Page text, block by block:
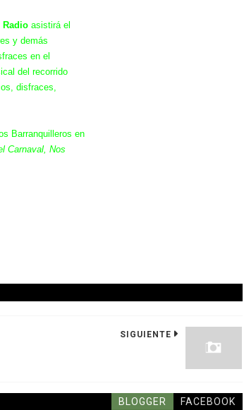
Radio asistirá el
y demás
en el
del recorrido
disfraces,
Barranquilleros en
Carnaval, Nos
SIGUIENTE
BLOGGER FACEBOOK